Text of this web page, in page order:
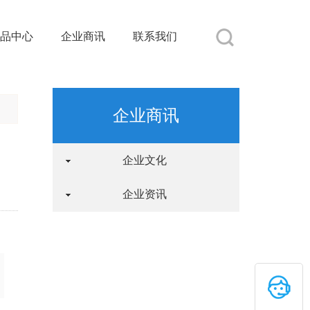
中心 企业商讯 联系我们
企业商讯
企业文化
企业资讯